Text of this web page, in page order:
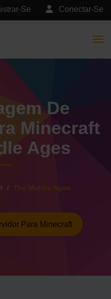
Conectar-Se
Se
De
Minecraft
Ages
The Middle Ages
Para Minecraft